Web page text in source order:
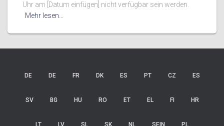
Uhr am [Datum einfügen] nicht verfügbar sein werden.
Mehr lesen…
DE DE FR DK ES PT CZ ES
SV BG HU RO ET EL FI HR